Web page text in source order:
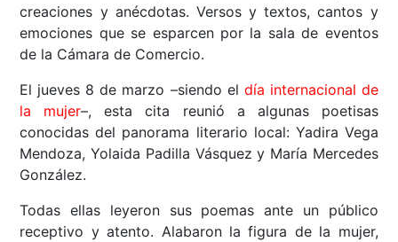
creaciones y anécdotas. Versos y textos, cantos y
emociones que se esparcen por la sala de eventos
de la Cámara de Comercio.
El jueves 8 de marzo –siendo el día internacional de
la mujer–, esta cita reunió a algunas poetisas
conocidas del panorama literario local: Yadira Vega
Mendoza, Yolaida Padilla Vásquez y María Mercedes
González.
Todas ellas leyeron sus poemas ante un público
receptivo y atento. Alabaron la figura de la mujer,